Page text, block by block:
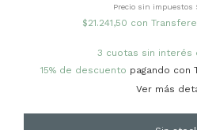
Precio sin impuestos
$21.241,50 con
3 cuotas sin interés
15% de descuento pagando con
Ver más